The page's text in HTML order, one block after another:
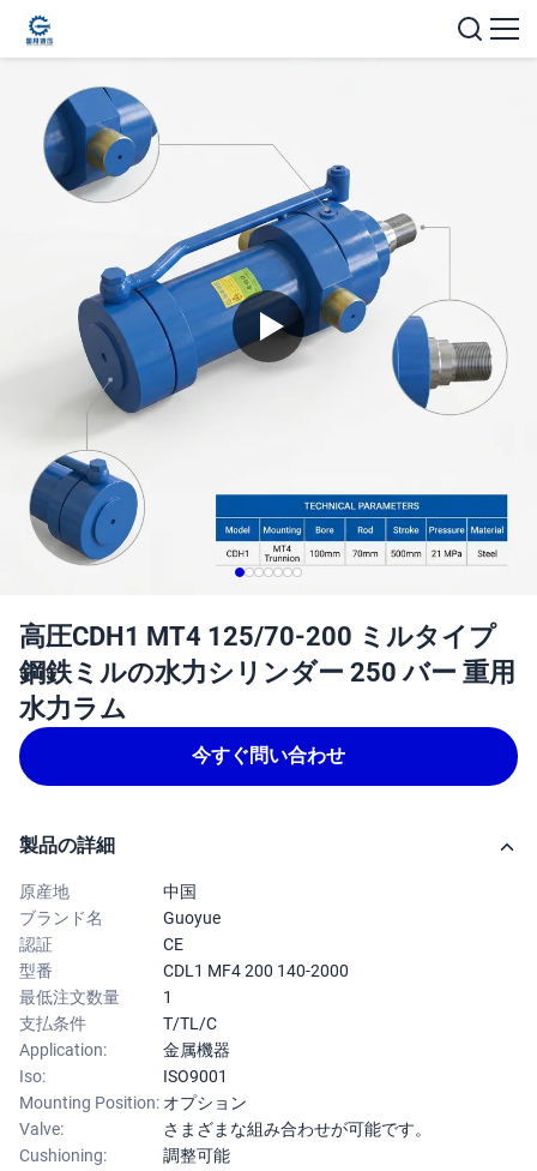
高圧CDH1 MT4 125/70-200 ミルタイプ
鋼鉄ミルの水力シリンダー 250 バー 重用
水力ラム
今すぐ問い合わせ
製品の詳細
原産地
中国
ブランド名
Guoyue
認証
CE
型番
CDL1 MF4 200 140-2000
最低注文数量
1
支払条件
T/TL/C
Application:
金属機器
Iso:
ISO9001
Mounting Position: オプション
Valve:
さまざまな組み合わせが可能です。
Cushioning:
調整可能